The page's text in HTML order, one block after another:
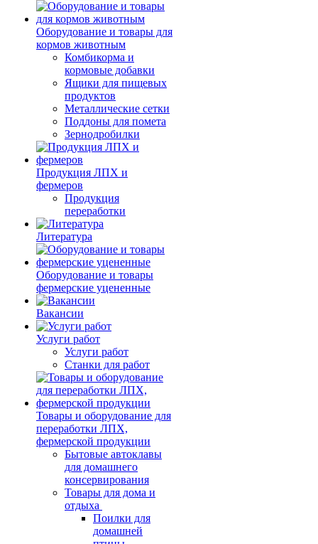
Оборудование и товары для
кормов животным
Комбикорма и
кормовые добавки
Ящики для пищевых
продуктов
Металлические сетки
Поддоны для помета
Зернодробилки
Продукция ЛПХ и
фермеров
Продукция
переработки
Литература
Оборудование и товары
фермерские уцененные
Вакансии
Услуги работ
Услуги работ
Станки для работ
Товары и оборудование для
переработки ЛПХ,
фермерской продукции
Бытовые автоклавы
для домашнего
консервирования
Товары для дома и
отдыха
Поилки для
домашней